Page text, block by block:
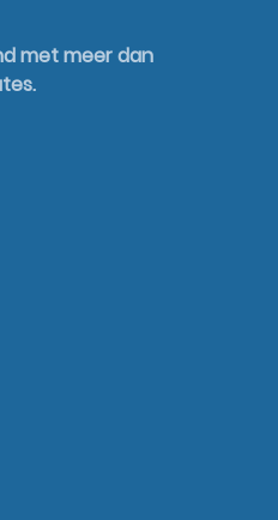
met meer dan